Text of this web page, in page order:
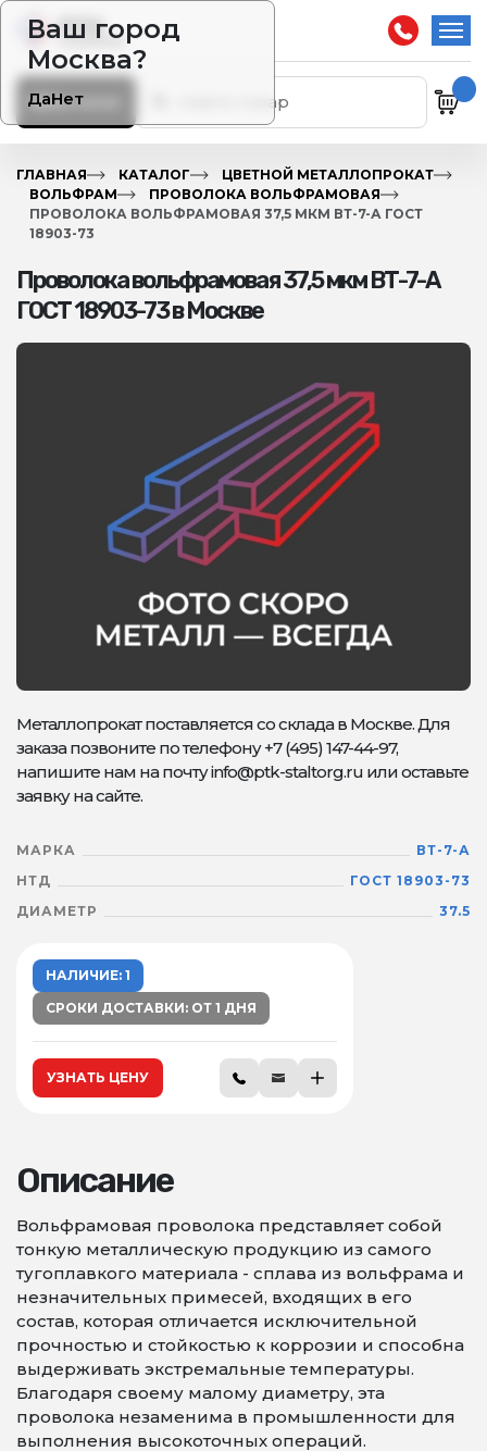
Ваш город
Москва?
ДаНет
Каталог
ГЛАВНАЯ КАТАЛОГ
ЦВЕТНОЙ МЕТАЛЛОПРОКАТ
ВОЛЬФРАМ
ПРОВОЛОКА ВОЛЬФРАМОВАЯ
ПРОВОЛОКА ВОЛЬФРАМОВАЯ 37,5 МКМ ВТ-7-А ГОСТ
18903-73
Проволока вольфрамовая 37,5 мкм ВТ-7-А
ГОСТ 18903-73 в Москве
Металлопрокат поставляется со склада в Москве. Для
заказа позвоните по телефону +7 (495) 147-44-97,
напишите нам на почту info@ptk-staltorg.ru или оставьте
заявку на сайте.
МАРКА
ВТ-7-А
НТД
ГОСТ 18903-73
ДИАМЕТР
37.5
НАЛИЧИЕ: 1
СРОКИ ДОСТАВКИ: ОТ 1 ДНЯ
УЗНАТЬ ЦЕНУ
Описание
Вольфрамовая проволока представляет собой
тонкую металлическую продукцию из самого
тугоплавкого материала - сплава из вольфрама и
незначительных примесей, входящих в его
состав, которая отличается исключительной
прочностью и стойкостью к коррозии и способна
выдерживать экстремальные температуры.
Благодаря своему малому диаметру, эта
проволока незаменима в промышленности для
выполнения высокоточных операций.